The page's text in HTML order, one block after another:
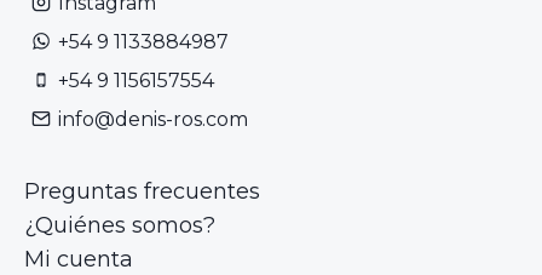
+54 9 1133884987
+54 9 1156157554
info@denis-ros.com
Preguntas frecuentes
¿Quiénes somos?
Mi cuenta